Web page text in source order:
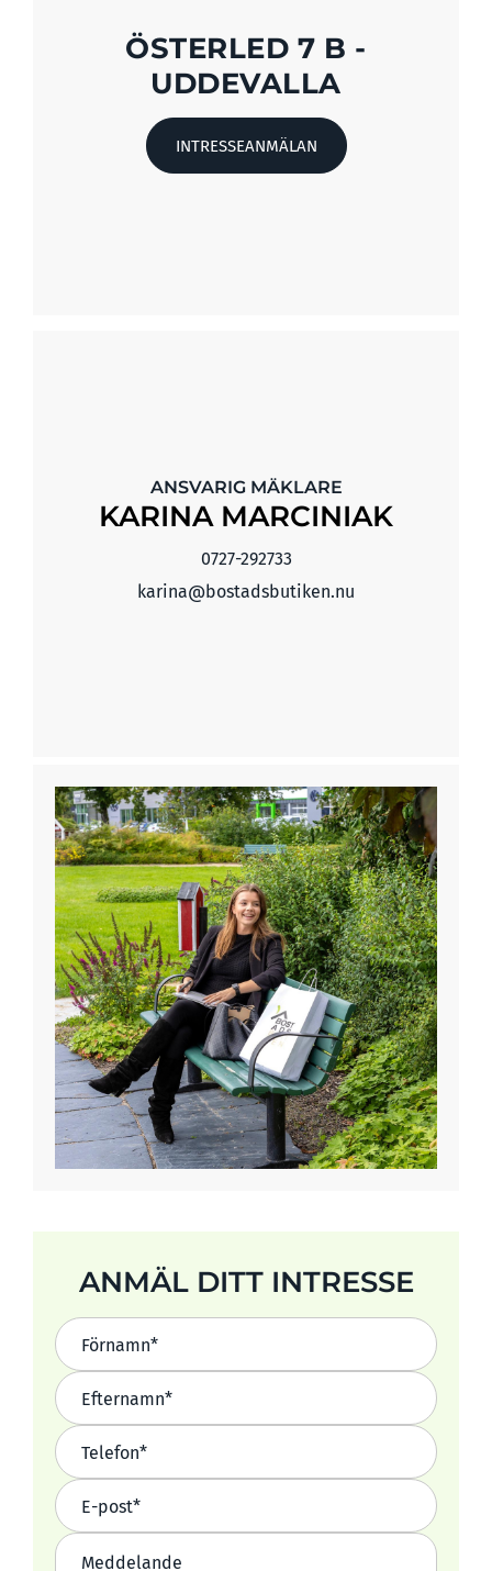
ÖSTERLED 7 B -
UDDEVALLA
INTRESSEANMÄLAN
ANSVARIG MÄKLARE
KARINA MARCINIAK
0727-292733
karina@bostadsbutiken.nu
ANMÄL DITT INTRESSE